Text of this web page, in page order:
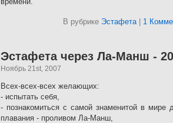
В рубрике Эстафета| 1
Эстафета через Ла-Манш -
Ноябрь 21st, 2007
Всех-всех-всех желающих:
- испытать себя,
- познакомиться с самой знаменитой в мире
плавания - проливом Ла-Манш,